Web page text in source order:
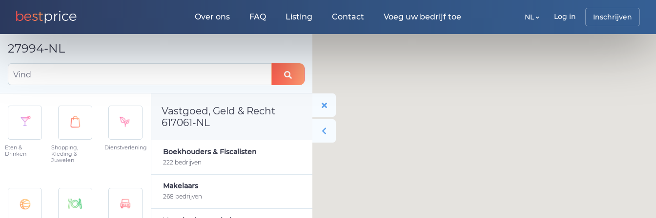
Over ons FAQ Listing Contact Voeg uw bedrijf toe NL Log in Inschrijven
27994-NL
Vind
Eten &
Drinken
Shopping,
Kleding &
Juwelen
Dienstverlening
Vastgoed, Geld & Recht
617061-NL
Boekhouders & Fiscalisten
222 bedrijven
Makelaars
268 bedrijven